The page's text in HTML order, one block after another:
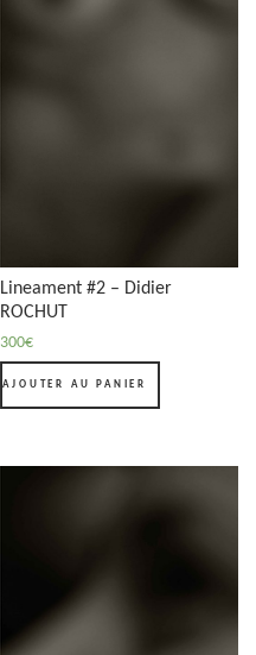
Lineament #2 – Didier
ROCHUT
300€
AJOUTER AU PANIER